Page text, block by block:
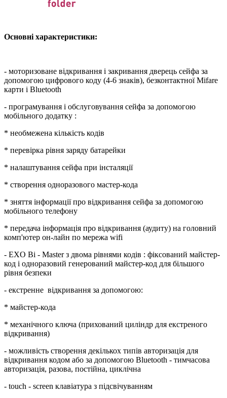
Основні характеристики:
- моторизоване відкривання і закривання дверець сейфа за
допомогою цифрового коду (4-6 знаків), безконтактної Mifare
карти і Bluetooth
- програмування і обслуговування сейфа за допомогою
мобільного додатку :
* необмежена кількість кодів
* перевірка рівня заряду батарейки
* налаштування сейфа при інсталяції
* створення одноразового мастер-кода
* зняття інформації про відкривання сейфа за допомогою
мобільного телефону
* передача інформація про відкривання (аудиту) на головний
комп'ютер он-лайн по мережа wifi
- EXO Bi - Master з двома рівнями кодів : фіксований майстер-
код і одноразовий генерований майстер-код для більшого
рівня безпеки
- екстренне відкривання за допомогою:
* майстер-кода
* механічного ключа (прихований циліндр для екстреного
відкривання)
- можливість створення декількох типів авторизація для
відкривання кодом або за допомогою Bluetooth - тимчасова
авторизація, разова, постійна, циклічна
- touch - screen клавіатура з підсвічуванням